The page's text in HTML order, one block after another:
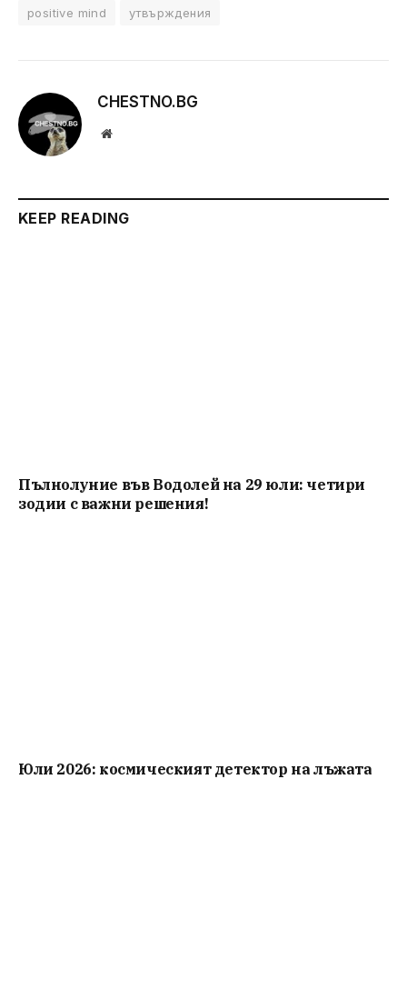
positive mind утвърждения
CHESTNO.BG
Website
KEEP READING
Пълнолуние във Водолей на 29 юли: четири
зодии с важни решения!
Юли 2026: космическият детектор на лъжата